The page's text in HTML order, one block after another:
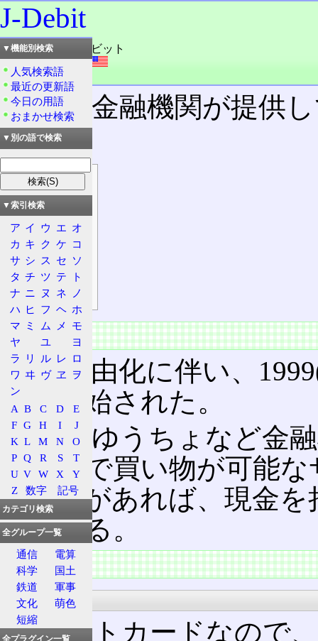
J-Debit
読み：ジェイ・デビット
外語：J-Debit
品詞：名詞
日本で金融機関が提供
ビス。
目次
概要
特徴
内容
限度額
ポイント
弱点
概要
金融自由化に伴い、
スが開始された。
銀行やゆうちょなど金
カード で買い物が可能
預貯金があれば、現金
能である。
特徴
内容
デビットカードなので
▼機能別検索
人気検索語
最近の更新語
今日の用語
おまかせ検索
▼別の語で検索
▼索引検索
ア イ ウ エ オ
カ キ ク ケ コ
サ シ ス セ ソ
タ チ ツ テ
ト
ナ ニ ヌ ネ
ノ
ハ ヒ フ ヘ ホ
マ ミ ム メ
モ
ヤ
ユ
ヨ
ラ
リ ル レ ロ
ワ ヰ ヴ ヱ
ヲ
ン
A B C D
E
F G H I
J
K L M N
O
P Q R S
T
U V W X
Y
Z
数字 記号
カテゴリ検索
全グループ一覧
通信
電算
科学
国土
鉄道
軍事
文化
萌色
短縮
全プラグイン一覧